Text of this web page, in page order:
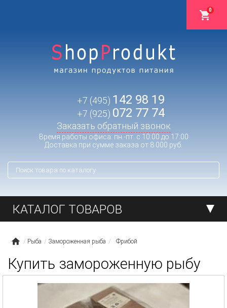
0
+7 (495) 142 98 19
+7 (925) 072 77 74
Заказать обратный звонок
Время работы офиса: пн.-пт. с 10:00 до 17:00
Доставка при сумме заказа от 8 000 руб.
КАТАЛОГ ТОВАРОВ
Рыба Замороженная рыба Фрибой
Купить замороженную рыбу